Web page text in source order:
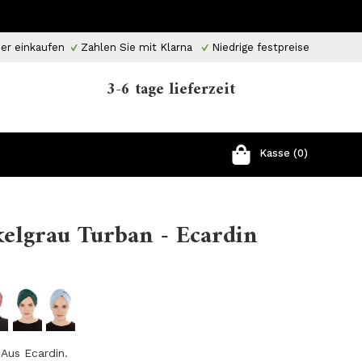
einkaufen Zahlen Sie mit Klarna Niedrige festpreise
3-6 tage lieferzeit
Kasse (0)
Turban - Ecardin
Ecardin.